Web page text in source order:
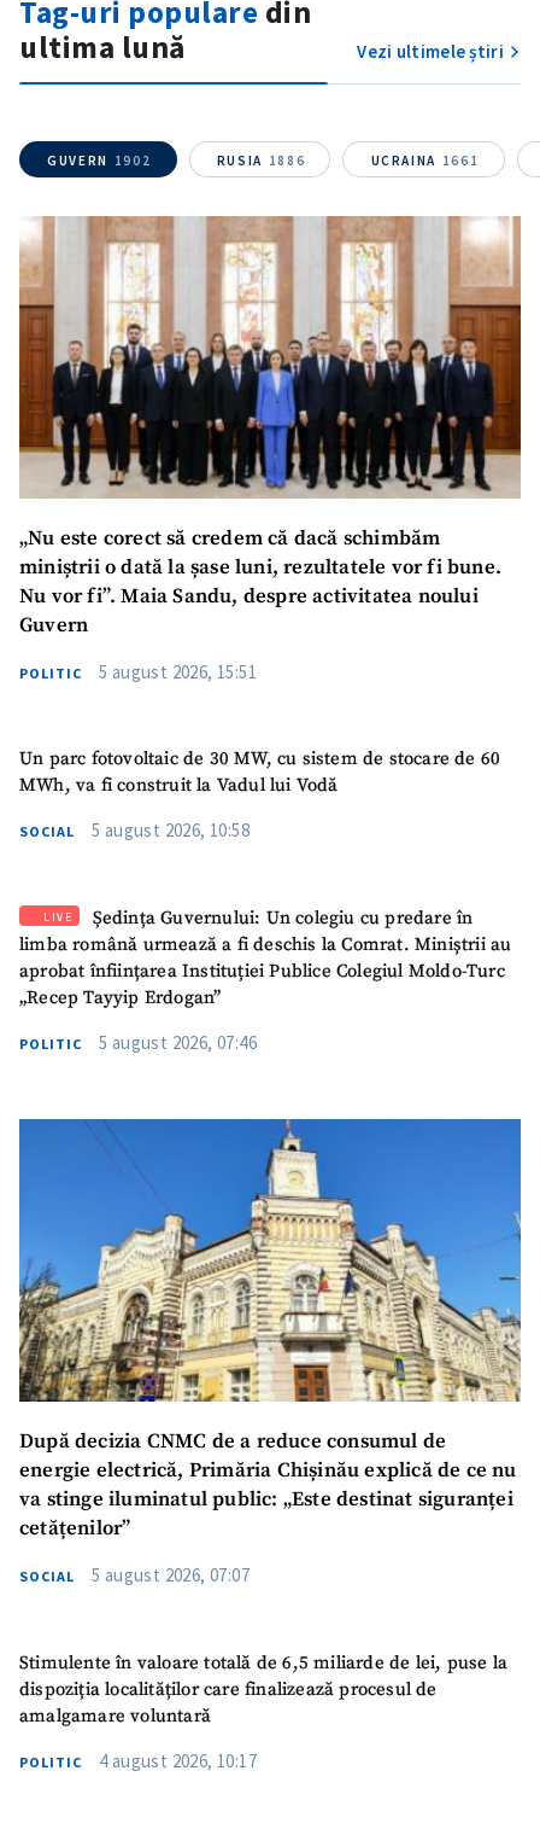
SUSȚINE
Tag-uri populare din
ultima lună
Vezi ultimele știri
GUVERN 1902 RUSIA 1886 UCRAINA 1661
„Nu este corect să credem că dacă schimbăm
miniștrii o dată la șase luni, rezultatele vor fi bune.
Nu vor fi”. Maia Sandu, despre activitatea noului
Guvern
POLITIC 5 august 2026, 15:51
Un parc fotovoltaic de 30 MW, cu sistem de stocare de 60
MWh, va fi construit la Vadul lui Vodă
SOCIAL 5 august 2026, 10:58
LIVE
Ședința Guvernului: Un colegiu cu predare în
limba română urmează a fi deschis la Comrat. Miniștrii au
aprobat înființarea Instituției Publice Colegiul Moldo-Turc
„Recep Tayyip Erdogan”
POLITIC 5 august 2026, 07:46
După decizia CNMC de a reduce consumul de
energie electrică, Primăria Chișinău explică de ce nu
va stinge iluminatul public: „Este destinat siguranței
cetățenilor”
SOCIAL 5 august 2026, 07:07
Stimulente în valoare totală de 6,5 miliarde de lei, puse la
dispoziția localităților care finalizează procesul de
amalgamare voluntară
POLITIC 4 august 2026, 10:17
Titlu știre+ Adaugă titlu
Mesajul știrei
+ Mesajul știrei
CONTACT SURSĂ
Sursă anonimă
Nume+ Numele meu
Email+ Emailul meu
Am citit și sunt de
TRIMITE ȘTIREA